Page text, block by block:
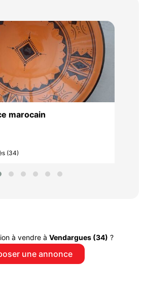
marocain
(34)
à vendre à Vendargues (34) ?
une annonce